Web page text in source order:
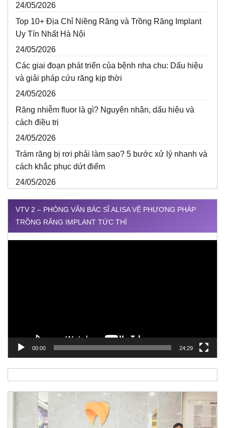
24/05/2026
Top 10+ Địa Chỉ Niềng Răng và Trồng Răng Implant
Uy Tín Nhất Hà Nội
24/05/2026
Các giai đoạn phát triển của bệnh nha chu: Dấu hiệu
và giải pháp cứu răng kịp thời
24/05/2026
Răng nhiễm fluor là gì? Nguyên nhân, dấu hiệu và
cách điều trị
24/05/2026
Trám răng bị rơi phải làm sao? 5 bước xử lý nhanh và
cách khắc phục dứt điểm
24/05/2026
VTV 2 – PHỎNG VẤN BÁC SĨ ALISA VỀ PHƯƠNG PHÁP
TRỒNG RĂNG IMPLANT TỨC THÌ
00:00 24:29